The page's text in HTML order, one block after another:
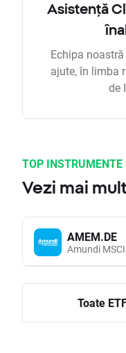
Asistență
Echipa
ajute, în limba
de
TOP INSTRUMENTE
Vezi mai
AMEM.DE
Toate